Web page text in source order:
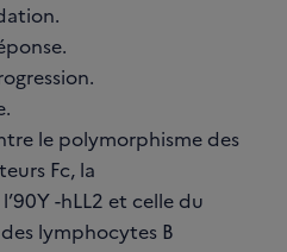
le polymorphisme des
Fc, la
-hLL2 et celle du
lymphocytes B